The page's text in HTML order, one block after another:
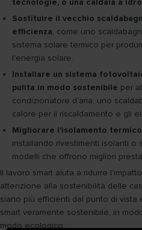
Sostituire il vecchio
efficienza, come uno
sistema solare termico per
l'energia solare.
Installare un sistema
pulita in modo sostenibile per
condizionatore d'aria, uno
calore per il riscaldamento e gli
Migliorare l'isolamento
installando rivestimenti isolanti o
modelli che offrono migliori
Il lavoro smart aiuta a ridurre
attenzione alla sostenibilità delle
siano più efficienti dal punto di
smart veramente sostenibile, in
modo ecologico.